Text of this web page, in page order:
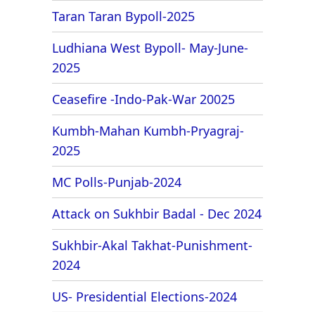
Taran Taran Bypoll-2025
Ludhiana West Bypoll- May-June-
2025
Ceasefire -Indo-Pak-War 20025
Kumbh-Mahan Kumbh-Pryagraj-
2025
MC Polls-Punjab-2024
Attack on Sukhbir Badal - Dec 2024
Sukhbir-Akal Takhat-Punishment-
2024
US- Presidential Elections-2024